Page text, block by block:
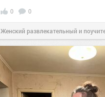
0 0
Женский развлекательный и
сайт.21:46Вчера